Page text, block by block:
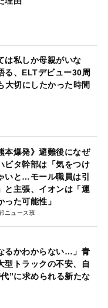
は私しか母親がいな
る、ELTデビュー30周
大切にしたかった時間
本爆発》避難後になぜ
ビタ幹部は「気をつけ
いと…モール職員は引
と主張、イオンは「運
った可能性」
ニュース班
るかわからない…」青
型トラックの不安、自
”に求められる新たな